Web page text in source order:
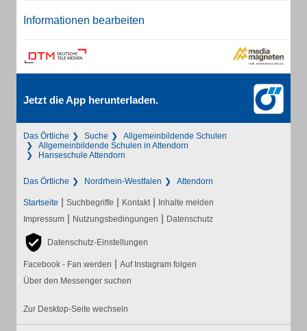
Informationen bearbeiten
Jetzt die App herunterladen.
Das Örtliche Suche
Allgemeinbildende Schulen
Allgemeinbildende Schulen in Attendorn
Hanseschule Attendorn
Das Örtliche Nordrhein-Westfalen Attendorn
Startseite | Suchbegriffe | Kontakt | Inhalte melden
Impressum | Nutzungsbedingungen | Datenschutz
Datenschutz-Einstellungen
Facebook - Fan werden | Auf Instagram folgen
Über den Messenger suchen
Zur Desktop-Seite wechseln